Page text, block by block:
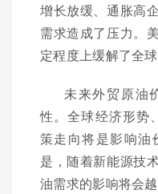
增长放缓、通胀高
需求造成了压力。
定程度上缓解了全
未来外贸原油
性。全球经济形势
策走向将是影响油
是，随着新能源技
油需求的影响将会越